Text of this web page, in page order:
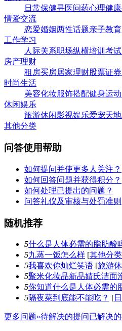
日常保健寻医问药心理健康
情爱交流
恋爱婚姻两性话题亲子教育
工作学习
人际关系职场纵横培训考试
房产理财
租房买房居家理财股票证券
时尚生活
美容化妆服饰搭配健身运动
休闲娱乐
旅游休闲影视娱乐爱宠天地
其他分类
问答使用帮助
如何提问并使更多人关注？
如何回答问题并获得积分？
如何处理已提出的问题？
问答礼仪及审核与处罚准则
随机推荐
5什么是人体必需的脂肪酸
5九蒸一饭怎么样 [其他分类
5我喜欢你灿烂笑语 [旅游
5聚米化妆品新品婧氏洁面
5你知道什么是人体必需的
5隔夜菜到底能不能吃？ [
更多问题»待解决的提问已解决